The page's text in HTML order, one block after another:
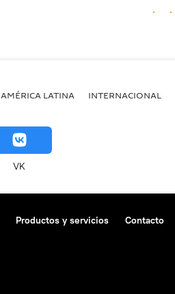
AMÉRICA LATINA INTERNACIONAL
VK
Productos y servicios Contacto